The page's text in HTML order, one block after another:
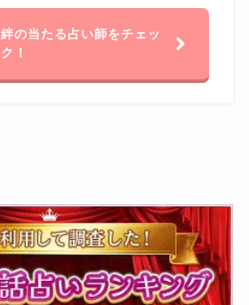
絆の当たる占い師をチェッ
ク！